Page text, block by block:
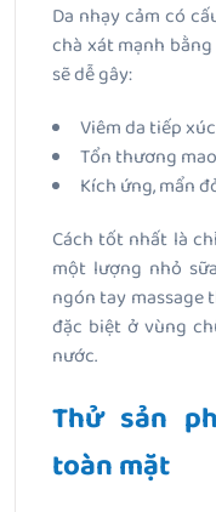
Da nhạy cảm có
chà xát mạnh
sẽ dễ gây:
Viêm da tiếp
Tổn thương
Kích ứng, mẩn
Cách tốt nhất là
một lượng nhỏ
ngón tay massage
đặc biệt ở vùng
nước.
Thử sản
toàn mặt